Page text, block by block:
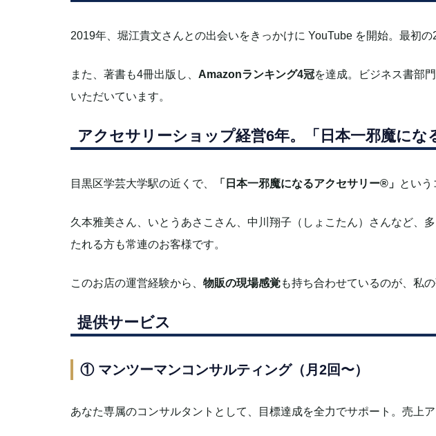
2019年、堀江貴文さんとの出会いをきっかけに YouTube を開始。 最初の
また、著書も4冊出版し、 Amazonランキング4冠を達成。
ビジネス書部
いただいています。
アクセサリーショップ経営6年。「日本一邪魔にな
目黒区学芸大学駅の近くで、 「日本一邪魔になるアクセサリー® 」 という
久本雅美さん、いとうあさこさん、中川翔子（しょこたん）さんなど、
たれる方も常連のお客様です。
このお店の運営経験から、 物販の現場感覚も持ち合わせているのが、私の
提供サービス
① マンツーマンコンサルティング（月2回〜）
あなた専属のコンサルタントとして、目標達成を全力でサポート。 売上